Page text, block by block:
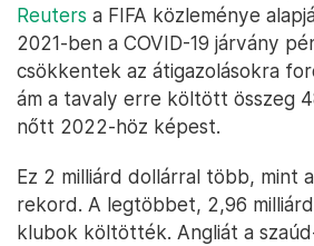
Reuters a FIFA közleménye
2021-ben a COVID-19 járvány
csökkentek az átigazolásokra
ám a tavaly erre költött összeg
nőtt 2022-höz képest.
Ez 2 milliárd dollárral több, mint
rekord. A legtöbbet, 2,96
klubok költötték. Angliát a